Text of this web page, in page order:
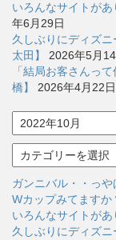
いろんなサイトがあ
年6月29日
久しぶりにディズ
太田】
2026年5月
「結局お客さんっ
橋】
2026年4月22日
ア
ー
カ
イ
ブ
カ
テ
ゴ
リ
ー
ガンニバル・・っや
Wカップみてますか
いろんなサイトがあ
久しぶりにディズ